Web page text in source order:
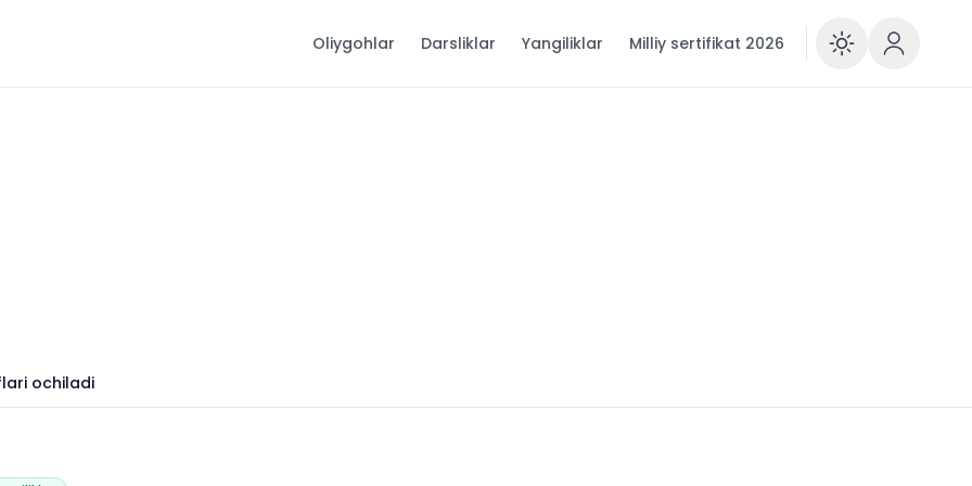
Oliygohlar Darsliklar Yangiliklar Milliy sertifikat 2026
ochiladi